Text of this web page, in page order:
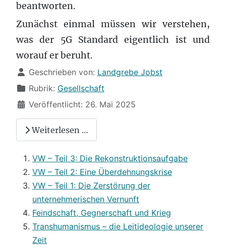
beantworten.
Zunächst einmal müssen wir verstehen,
was der 5G Standard eigentlich ist und
worauf er beruht.
DetailsGeschrieben von: Landgrebe Jobst
Rubrik: Gesellschaft
Veröffentlicht: 26. Mai 2025
Weiterlesen …
VW – Teil 3: Die Rekonstruktionsaufgabe
VW – Teil 2: Eine Überdehnungskrise
VW – Teil 1: Die Zerstörung der
unternehmerischen Vernunft
Feindschaft, Gegnerschaft und Krieg
Transhumanismus – die Leitideologie unserer
Zeit